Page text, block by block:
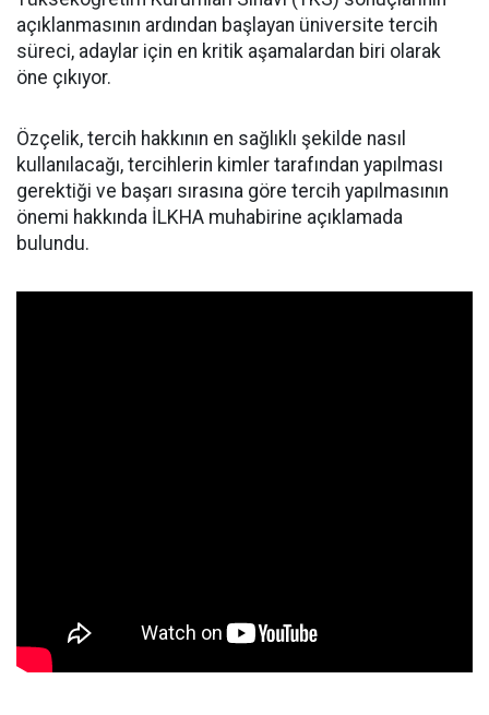
açıklanmasının ardından başlayan üniversite tercih
süreci, adaylar için en kritik aşamalardan biri olarak
öne çıkıyor.
Özçelik, tercih hakkının en sağlıklı şekilde nasıl
kullanılacağı, tercihlerin kimler tarafından yapılması
gerektiği ve başarı sırasına göre tercih yapılmasının
önemi hakkında İLKHA muhabirine açıklamada
bulundu.